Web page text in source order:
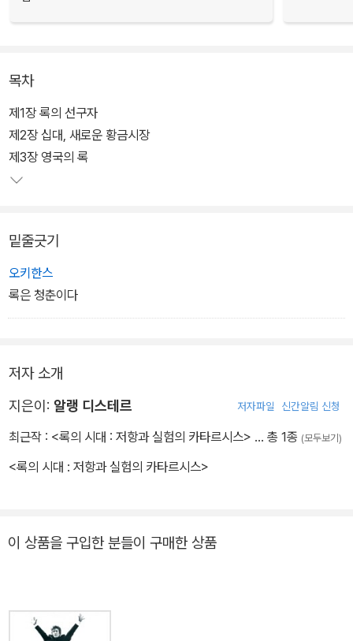
목차
제1장 록의 선구자
제2장 십대, 새로운 황금시장
제3장 영국의 록
밑줄긋기
오키한스
록은 청춘이다
저자 소개
지은이: 알랭 디스테르 저자파일 신간알림 신청
최근작 : <록의 시대 : 저항과 실험의 카타르시스> … 총 1종 (모두보기)
<록의 시대 : 저항과 실험의 카타르시스>
이 상품을 구입한 분들이 구매한 상품